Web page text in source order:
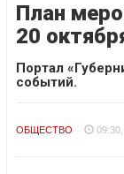
План
20
Портал
событий.
ОБЩЕСТВО